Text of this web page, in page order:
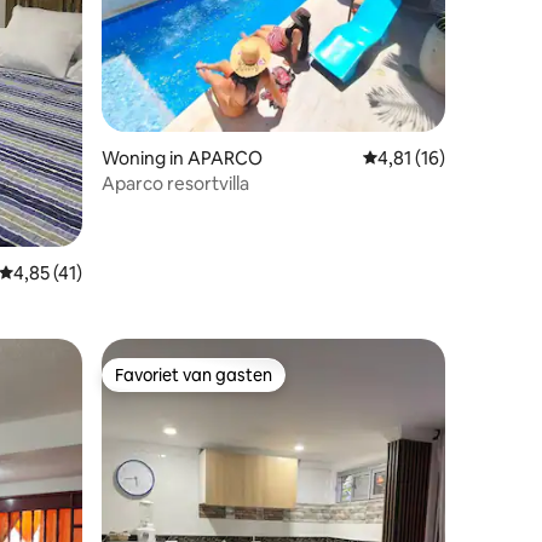
Gemiddelde beoordeling van 4,85 op 5, 41 recensies
4,85 (41)
Woning in APARCO Gemiddelde
4,81 (16)
Aparco resortvilla
Favoriet van gasten
Favoriet van gasten